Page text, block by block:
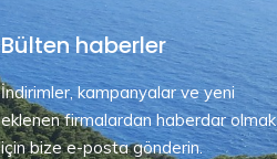
Bülten haberler
İndirimler, kampanyalar ve yeni
eklenen firmalardan haberdar olmak
için bize e-posta gönderin.